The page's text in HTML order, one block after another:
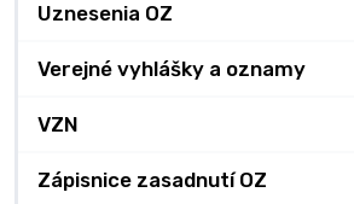
Uznesenia OZ
Verejné vyhlášky a oznamy
VZN
Zápisnice zasadnutí OZ